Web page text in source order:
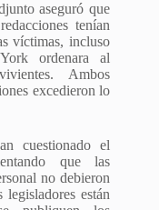
aseguró que
tenían
víctimas, incluso
ordenara al
Ambos
excedieron lo
cuestionado el
que las
no debieron
están